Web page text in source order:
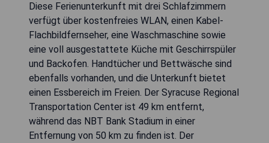
Diese Ferienunterkunft mit drei Schlafzimmern
verfügt über kostenfreies WLAN, einen Kabel-
Flachbildfernseher, eine Waschmaschine sowie
eine voll ausgestattete Küche mit Geschirrspüler
und Backofen. Handtücher und Bettwäsche sind
ebenfalls vorhanden, und die Unterkunft bietet
einen Essbereich im Freien. Der Syracuse Regional
Transportation Center ist 49 km entfernt,
während das NBT Bank Stadium in einer
Entfernung von 50 km zu finden ist. Der